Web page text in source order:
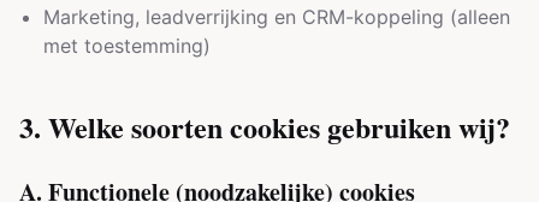
Marketing, leadverrijking en CRM-koppeling (alleen
met toestemming)
3. Welke soorten cookies gebruiken wij?
A. Functionele (noodzakelijke) cookies